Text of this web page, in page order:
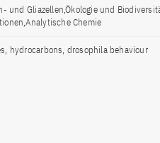
und Gliazellen,Ökologie und
Chemie
hydrocarbons, drosophila behaviour